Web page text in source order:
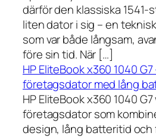
därför den klassiska
liten dator i sig – en
som var både långsam,
före sin tid. När […]
HP EliteBook x360 1040
företagsdator med lång
HP EliteBook x360 1040
företagsdator som
design, lång batteritid och